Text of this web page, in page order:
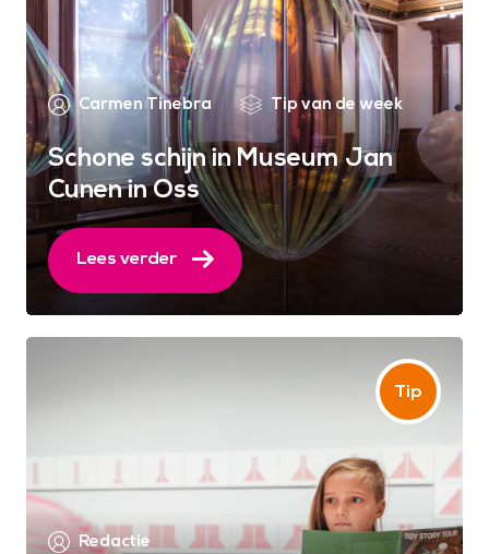
Carmen Tinebra Tip van de week
Schone schijn in Museum Jan
Cunen in Oss
Lees verder
Redactie